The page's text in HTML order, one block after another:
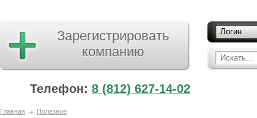
Искать...
Логин
Зарегистрировать
компанию
Телефон: 8 (812) 627-14-02
Главная Полезное